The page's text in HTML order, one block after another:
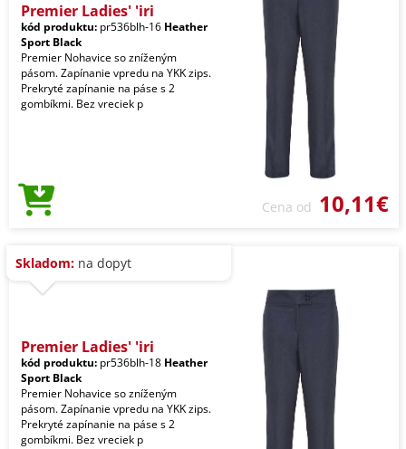
Premier Ladies' 'iri
kód produktu: pr536blh-16 Heather
Sport Black
Premier Nohavice so zníženým
pásom. Zapínanie vpredu na YKK zips.
Prekryté zapínanie na páse s 2
gombíkmi. Bez vreciek p
Cena od 10,11€
Skladom: na dopyt
Premier Ladies' 'iri
kód produktu: pr536blh-18 Heather
Sport Black
Premier Nohavice so zníženým
pásom. Zapínanie vpredu na YKK zips.
Prekryté zapínanie na páse s 2
gombíkmi. Bez vreciek p